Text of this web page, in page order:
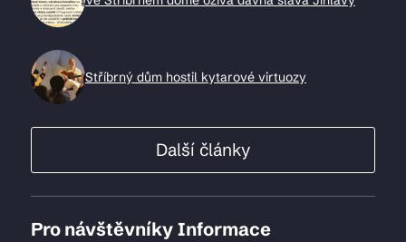
Stříbrný dům hostil kytarové virtuozy
Další články
Pro návštěvníky Informace